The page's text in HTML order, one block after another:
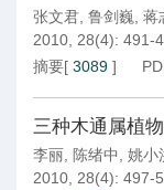
张文君 鲁剑巍 蒋
2010, 28(4): 491-
摘要[ 3089 ]
三种木通属植
李丽 陈绪中 姚小
2010, 28(4): 497-